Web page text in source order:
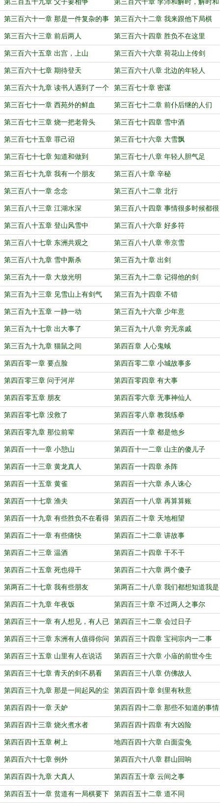
第三百五十九章 父子要相争 第三百六十章 李沛和解时，解时和
李沛
第三百六十一章 那是一件复杂的事
情
第三百六十二章 我来跟他下局棋
第三百六十三章 前后两人 第三百六十四章 胜负不在这里
第三百六十五章 出宫，上山 第三百六十六章 荷花山上传剑
第三百六十七章 期待登天 第三百六十八章 北边的年轻人
第三百六十九章 读书人遇到了一个
道士
第三百七十章 密谋
第三百七十一章 西苑外的鲜血 第三百七十二章 前仆后继的人们
第三百七十三章 烧一把老骨头 第三百七十四章 雪中酒
第三百七十五章 罪己诏 第三百七十六章 大雪飘
第三百七十七章 知道和做到 第三百七十八章 年轻人胆气足
第三百七十九章 我有一个朋友 第三百八十章 辛秘
第三百八十一章 念念 第三百八十二章 北行
第三百八十三章 江湖水深 第三百八十四章 事情很多时候都很
简答
第三百八十五章 登山风雪中 第三百八十六章 好多符
第三百八十七章 东洲共观之 第三百八十八章 帝京雪
第三百八十九章 雪中厮杀 第三百九十章 出剑
第三百九十一章 大放光明 第三百九十二章 记得他的剑
第三百九十三章 见雪山上有剑气 第三百九十四章 不错
第三百九十五章 一静一动 第三百九十六章 少年意
第三百九十七章 出大事了 第三百九十八章 穷无亲戚
第三百九十九章 猫鼠之间 第四百章 人心鬼蜮
第四百零一章 要点脸 第四百零二章 小城故事多
第四百零三章 问于河岸 第四百零四章 有大事
第四百零五章 朋友 第四百零六章 无事神仙人
第四百零七章 没救了 第四百零八章 教我练拳
第四百零九章 那位前辈 第四百一十章 都是他乡
第四百一十一章 小憩山 第四百十一二章 山主的傻儿子
第四百一十三章 黄龙真人 第四百一十四章 杀阵
第四百一十五章 黄雀 第四百一十六章 杀人诛心
第四百一十七章 渔夫 第四百一十八章 再算算账
第四百一十九章 有些胜负不在看得
见的地方
第四百二十章 天地相望
第四百二十一章 有些痛快 第四百二十二章 讲故事
第四百二十三章 温酒 第四百二十四章 干不干
第四百二十五章 死也得干 第四百二十六章 两个傻子
第两百二十七章 我有些朋友 第两百二十八章 我们都想知道我是
谁
第四百二十九章 年夜饭 第四百三十章 不过两人之事尔
第四百三十一章 有人想见，有人已
见
第四百三十二章 会过日子
第四百三十三章 东洲有人值得你问
剑
第四百三十四章 宝祠宗内一二事
第四百三十五章 山里有人在说话 第四百三十六章 小庙的前世今生
第四百三十七章 青天的剑不易看 第四百三十八章 仿佛故人
第四百三十九章 那是一间起风的尘
屋
第四百四十章 剑里有秋意
第四百四十一章 天妒 第四百四十二章 那些不知道的事情
第四百四十三章 烧火煮水者 第四百四十四章 有大凶险
第四百四十五章 树上 地四百四十六章 白面蛮兔
第四百六十七章 例外 第四百六十八章 群山回响
第四百四十九章 大真人 第四百五十章 云间之事
第四百五十一章 贫道有一局棋要下 第四百五十二章 道不同